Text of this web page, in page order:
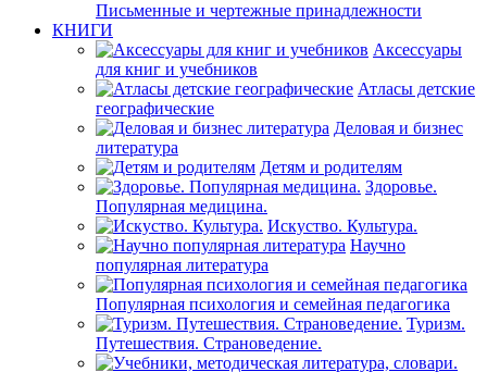
Письменные и чертежные принадлежности
КНИГИ
Аксессуары
для книг и учебников
Атласы детские
географические
Деловая и бизнес
литература
Детям и родителям
Здоровье.
Популярная медицина.
Искуство. Культура.
Научно
популярная литература
Популярная психология и семейная педагогика
Туризм.
Путешествия. Страноведение.